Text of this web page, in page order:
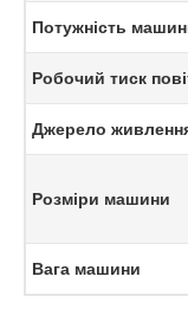
Потужність
Робочий тиск
Джерело
Розміри машини
Вага машини